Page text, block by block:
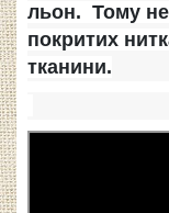
льон. Тому
покритих
тканини.